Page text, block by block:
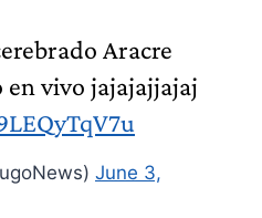
Aracre
vivo jajajajjajaj
June 3,